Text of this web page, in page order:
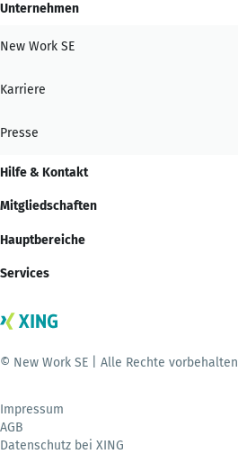
Unternehmen
New Work SE
Karriere
Presse
Hilfe & Kontakt
Mitgliedschaften
Hauptbereiche
Services
© New Work SE | Alle Rechte vorbehalten
Impressum
AGB
Datenschutz bei XING